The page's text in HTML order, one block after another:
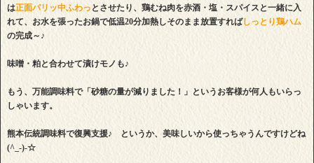
は正面パリッ中ふわっ とさせたり、鶏むね肉を赤酒・塩・スパイスと一緒に入
れて、お水を張ったお鍋で低温20分加熱しそのまま放置すればしっとり鶏ハム
の完成～♪
味噌・粕と合わせて漬けモノも♪
もう、万能調味料で「砂糖の量が減りました！」というお客様が何人もいらっ
しゃいます。
熊本伝統調味料で復興支援♪ というか、美味しいから使っちゃうんですけどね
(^_-)-☆